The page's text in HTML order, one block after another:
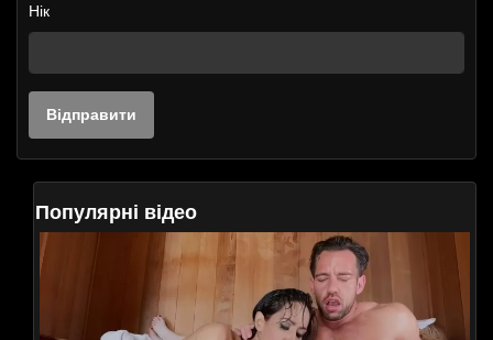
Нік
Популярні відео